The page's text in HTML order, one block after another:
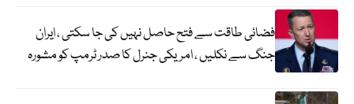
فضائی طاقت سے فتح حاصل نہیں کی جا سکتی ، ایران
جنگ سے نکلیں ، امریکی جنرل کا صدر ٹرمپ کو مشورہ